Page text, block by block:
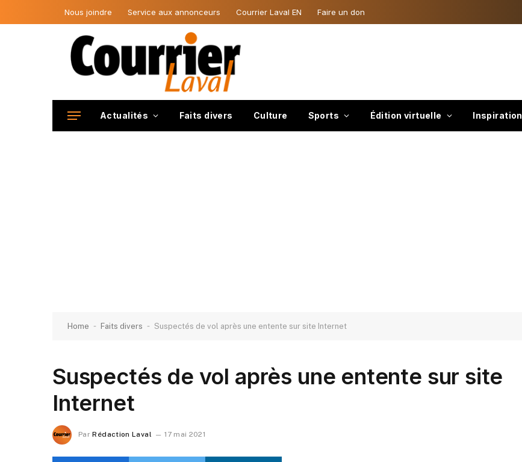
Nous joindre Service aux annonceurs Courrier Laval EN Faire un don
Actualités Faits divers Culture Sports Édition virtuelle Inspiration
Home - Faits divers - Suspectés de vol après une entente sur site Internet
Suspectés de vol après une entente sur site
Internet
Par Rédaction Laval 17 mai 2021